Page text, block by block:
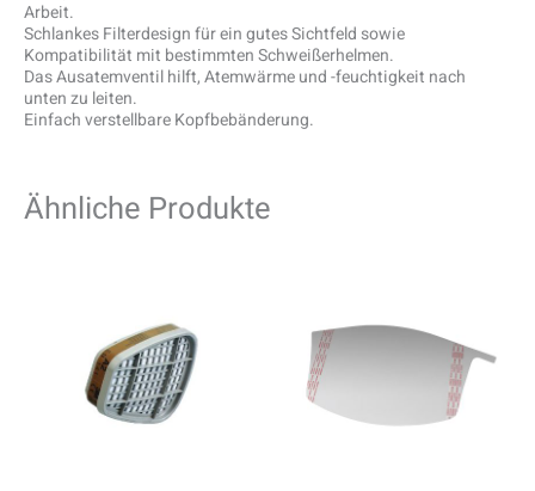
Arbeit.
Schlankes Filterdesign für ein gutes Sichtfeld sowie
Kompatibilität mit bestimmten Schweißerhelmen.
Das Ausatemventil hilft, Atemwärme und -feuchtigkeit nach
unten zu leiten.
Einfach verstellbare Kopfbebänderung.
Ähnliche Produkte